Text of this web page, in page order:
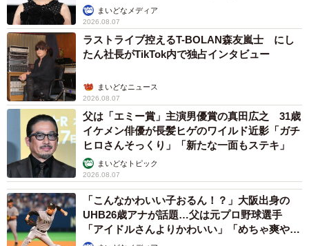
まいどなメディア
2026.08.07
ラストライブ控えるT-BOLAN森友嵐士 にし
たん社長がTikTok内で独占インタビュー
まいどなニュース
2026.08.07
父は「エミー賞」主演男優賞の真田広之 31歳
イケメン俳優が長髪ヒゲのワイルド近影「ガチ
ヒロさんそっくり」「新たな一面もステキ」
まいどなトピック
2026.08.07
「こんなかわいい子おるん！？」大阪出身の
UHB26歳アナが話題…父は元プロ野球選手
「アイドルさんよりかわいい」「めちゃ爽や